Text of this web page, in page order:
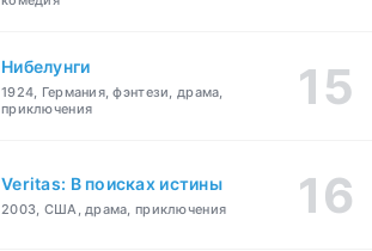
Нибелунги
1924, Германия, фэнтези, драма,
приключения
Veritas: В поисках истины
2003, США, драма, приключения